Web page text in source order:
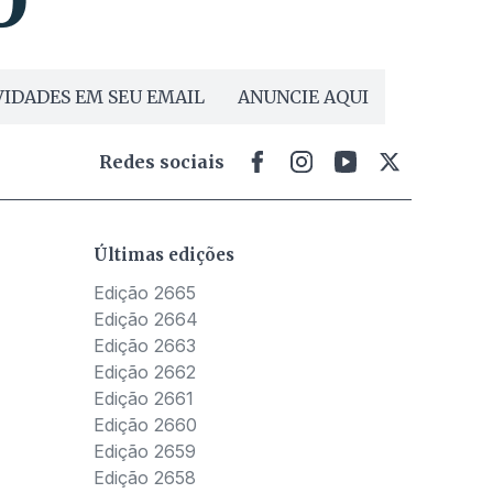
EM SEU EMAIL ANUNCIE AQUI
Redes sociais
Últimas edições
Edição 2665
Edição 2664
Edição 2663
Edição 2662
Edição 2661
Edição 2660
Edição 2659
Edição 2658